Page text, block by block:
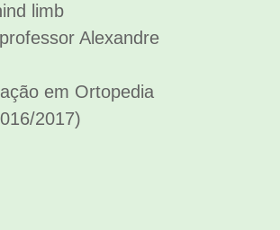
limb
Alexandre
em Ortopedia
2017)